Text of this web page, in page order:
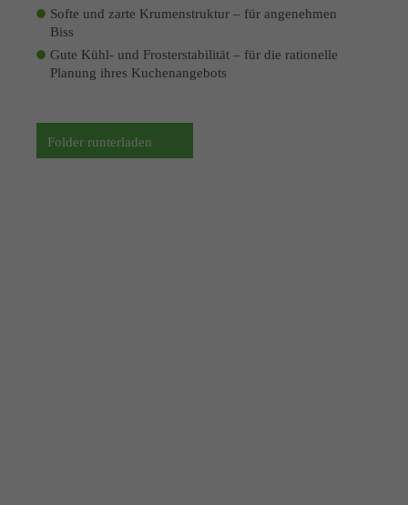
Softe und zarte Krumenstruktur – für angenehmen
Biss
Gute Kühl- und Frosterstabilität – für die rationelle
Planung ihres Kuchenangebots
Folder runterladen